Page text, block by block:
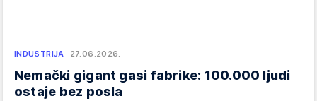
INDUSTRIJA 27.06.2026.
Nemački gigant gasi fabrike: 100.000 ljudi
ostaje bez posla